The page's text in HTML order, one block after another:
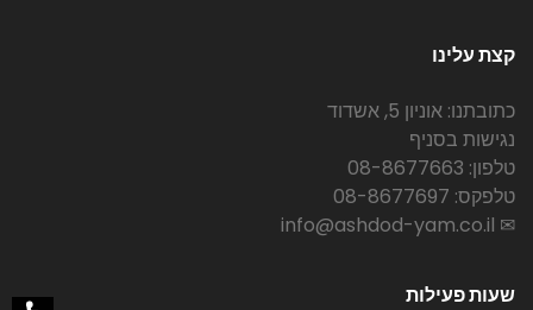
קצת עלינו
כתובתנו: אוניון 5, אשדוד
נגישות בסניף
טלפון: 08-8677663
טלפקס: 08-8677697
✉ info@ashdod-yam.co.il
שעות פעילות